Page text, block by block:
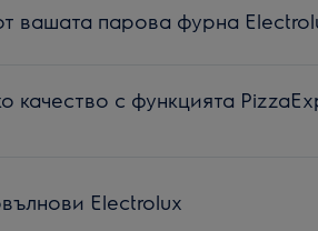
вашата парова фурна
качество с функцията
Electrolux